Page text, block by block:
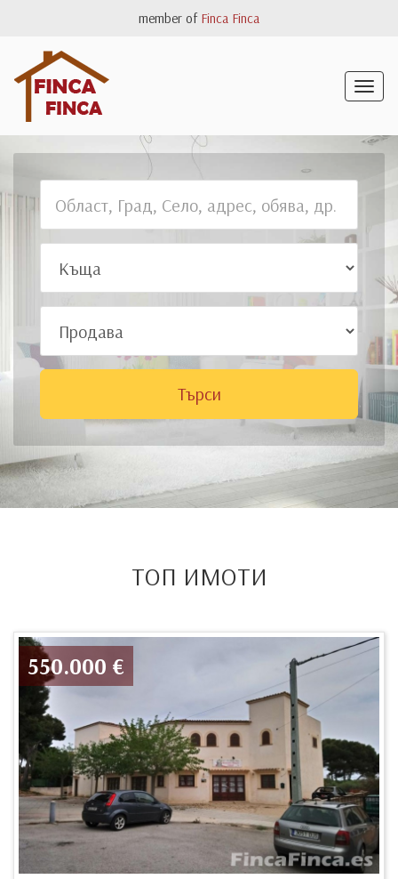
member of Finca Finca
ТОП ИМОТИ
550.000 €